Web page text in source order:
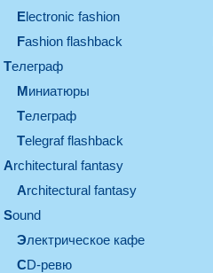
electronic fashion
Fashion flashback
телеграф
миниатюры
телеграф
Telegraf flashback
architectural fantasy
architectural fantasy
sound
электрическое кафе
CD-ревю